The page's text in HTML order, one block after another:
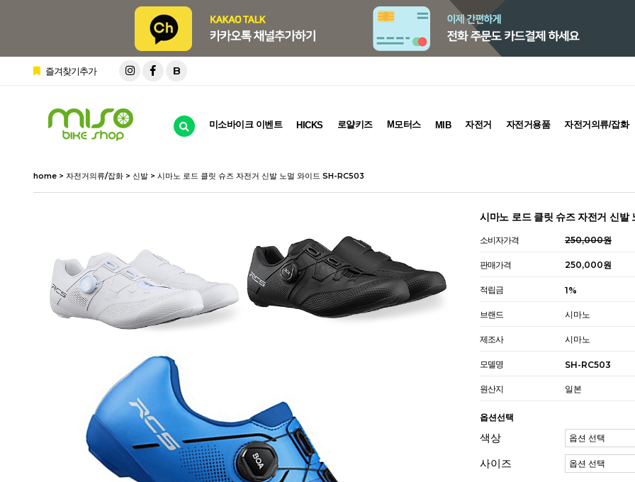
즐겨찾기추가 B
미소바이크 이벤트 HICKS 로얄키즈 M모터스 MIB 자전거 자전거용품 자전거의류/잡화
home > 자전거의류/잡화 > 신발 > 시마노 로드 클릿 슈즈 자전거 신발 노멀 와이드 SH-RC503
시마노 로드 클릿 슈즈 자전거 신
소비자가격 250,000원
판매가격 250,000원
적립금 1%
브랜드 시마노
제조사 시마노
모델명 SH-RC503
원산지 일본
옵션선택
색상
사이즈